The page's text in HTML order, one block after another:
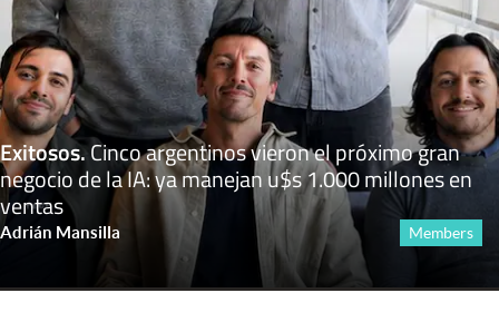
Exitosos.Cinco argentinos vieron el próximo gran
negocio de la IA: ya manejan u$s 1.000 millones en
ventas
Adrián Mansilla Members